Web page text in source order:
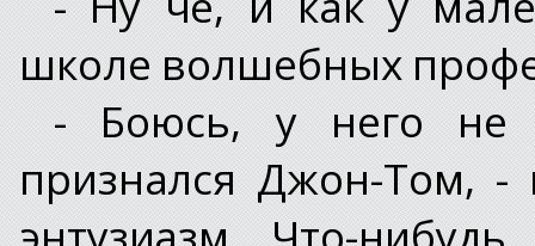
школе волшебных
- Боюсь, у него не
признался Джон-Том, -